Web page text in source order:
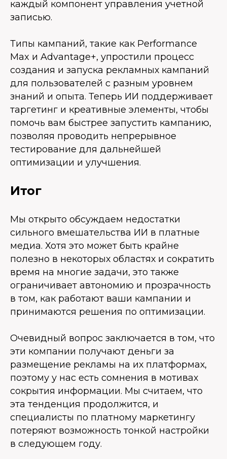
каждый компонент управления учетной
записью.
Типы кампаний, такие как Performance
Max и Advantage+, упростили процесс
создания и запуска рекламных кампаний
для пользователей с разным уровнем
знаний и опыта. Теперь ИИ поддерживает
таргетинг и креативные элементы, чтобы
помочь вам быстрее запустить кампанию,
позволяя проводить непрерывное
тестирование для дальнейшей
оптимизации и улучшения.
Итог
Мы открыто обсуждаем недостатки
сильного вмешательства ИИ в платные
медиа. Хотя это может быть крайне
полезно в некоторых областях и сократить
время на многие задачи, это также
ограничивает автономию и прозрачность
в том, как работают ваши кампании и
принимаются решения по оптимизации.
Очевидный вопрос заключается в том, что
эти компании получают деньги за
размещение рекламы на их платформах,
поэтому у нас есть сомнения в мотивах
сокрытия информации. Мы считаем, что
эта тенденция продолжится, и
специалисты по платному маркетингу
потеряют возможность тонкой настройки
в следующем году.